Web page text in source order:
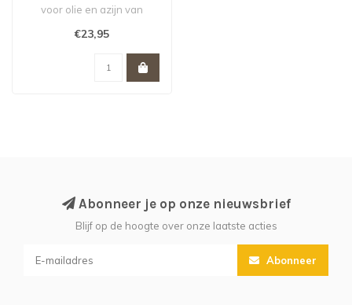
voor olie en azijn van
Westmark.
€23,95
Abonneer je op onze nieuwsbrief
Blijf op de hoogte over onze laatste acties
Abonneer